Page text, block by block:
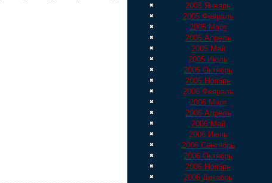
2005 Январь
2005 Февраль
2005 Март
2005 Апрель
2005 Май
2005 Июль
2005 Октябрь
2005 Ноябрь
2006 Февраль
2006 Март
2006 Апрель
2006 Май
2006 Июнь
2006 Сентябрь
2006 Октябрь
2006 Ноябрь
2006 Декабрь